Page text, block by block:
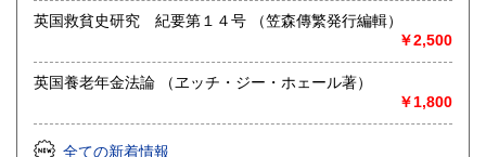
英国救貧史研究 紀要第１４号 （笠森傳繁発行編輯）
￥2,500
英国養老年金法論 （ヱッチ・ジー・ホェール著）
￥1,800
全ての新着情報